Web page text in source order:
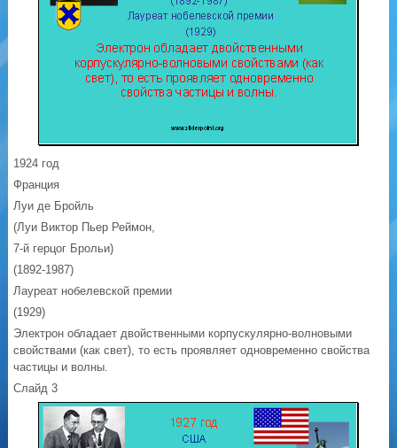
1924 год
Франция
Луи де Бройль
(Луи Виктор Пьер Реймон,
7-й герцог Брольи)
(1892-1987)
Лауреат нобелевской премии
(1929)
Электрон обладает двойственными корпускулярно-волновыми
свойствами (как свет), то есть проявляет одновременно свойства
частицы и волны.
Слайд 3